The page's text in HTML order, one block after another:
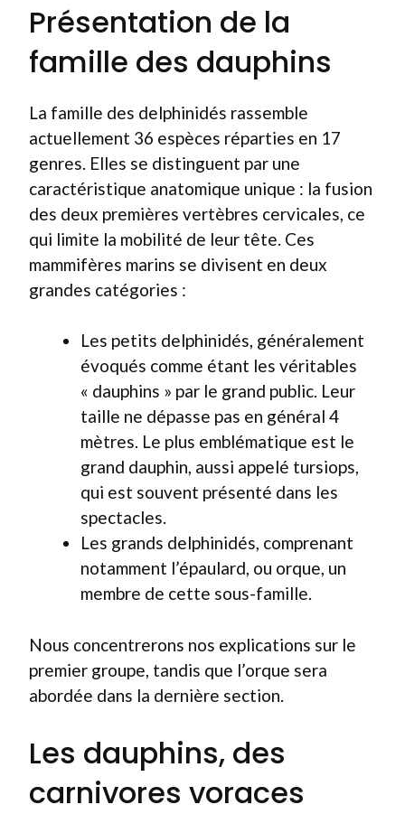
Présentation de la
famille des dauphins
La famille des delphinidés rassemble
actuellement 36 espèces réparties en 17
genres. Elles se distinguent par une
caractéristique anatomique unique : la fusion
des deux premières vertèbres cervicales, ce
qui limite la mobilité de leur tête. Ces
mammifères marins se divisent en deux
grandes catégories :
Les petits delphinidés, généralement
évoqués comme étant les véritables
« dauphins » par le grand public. Leur
taille ne dépasse pas en général 4
mètres. Le plus emblématique est le
grand dauphin, aussi appelé tursiops,
qui est souvent présenté dans les
spectacles.
Les grands delphinidés, comprenant
notamment l’épaulard, ou orque, un
membre de cette sous-famille.
Nous concentrerons nos explications sur le
premier groupe, tandis que l’orque sera
abordée dans la dernière section.
Les dauphins, des
carnivores voraces